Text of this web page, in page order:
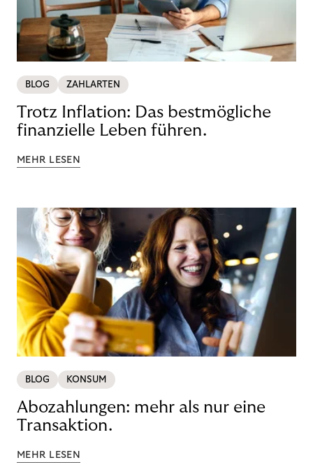
BLOG ZAHLARTEN
Trotz Inflation: Das bestmögliche
finanzielle Leben führen.
MEHR LESEN
BLOG KONSUM
Abozahlungen: mehr als nur eine
Transaktion.
MEHR LESEN